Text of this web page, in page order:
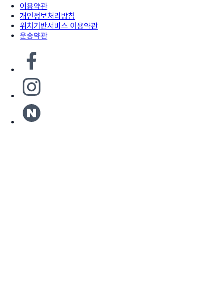
이용약관
개인정보처리방침
위치기반서비스 이용약관
운송약관